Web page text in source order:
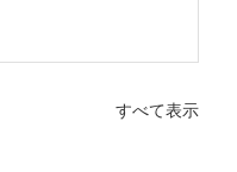
すべて表示